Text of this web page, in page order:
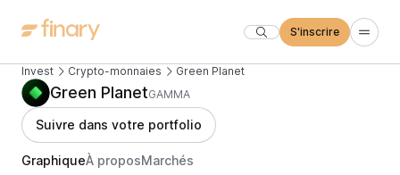
S'inscrire
Invest Crypto-monnaies Green Planet
Green PlanetGAMMA
Suivre dans votre portfolio
GraphiqueÀ proposMarchés